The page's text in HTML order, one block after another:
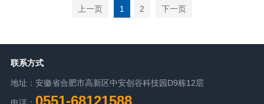
上一页 1 2 下一页
联系方式
地址：安徽省合肥市高新区中安创谷科技园D9栋12层
0551-68121588